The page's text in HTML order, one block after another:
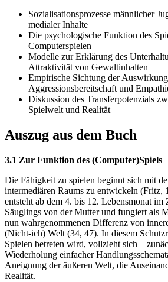
Sozialisationsprozesse männlicher
medialer Inhalte
Die psychologische Funktion des
Computerspielen
Modelle zur Erklärung des
Attraktivität von Gewaltinhalten
Empirische Sichtung der
Aggressionsbereitschaft und
Diskussion des Transferpotenzials
Spielwelt und Realität
Auszug aus dem Buch
3.1 Zur Funktion des (Computer)Spiels
Die Fähigkeit zu spielen beginnt sich mit
intermediären Raums zu entwickeln (Fritz,
entsteht ab dem 4. bis 12. Lebensmonat im
Säuglings von der Mutter und fungiert als
nun wahrgenommenen Differenz von
(Nicht-ich) Welt (34, 47). In diesem
Spielen betreten wird, vollzieht sich –
Wiederholung einfacher
Aneignung der äußeren Welt, die
Realität.